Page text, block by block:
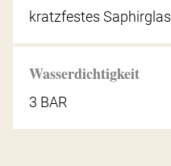
kratzfestes Saphirglas
Wasserdichtigkeit
3 BAR